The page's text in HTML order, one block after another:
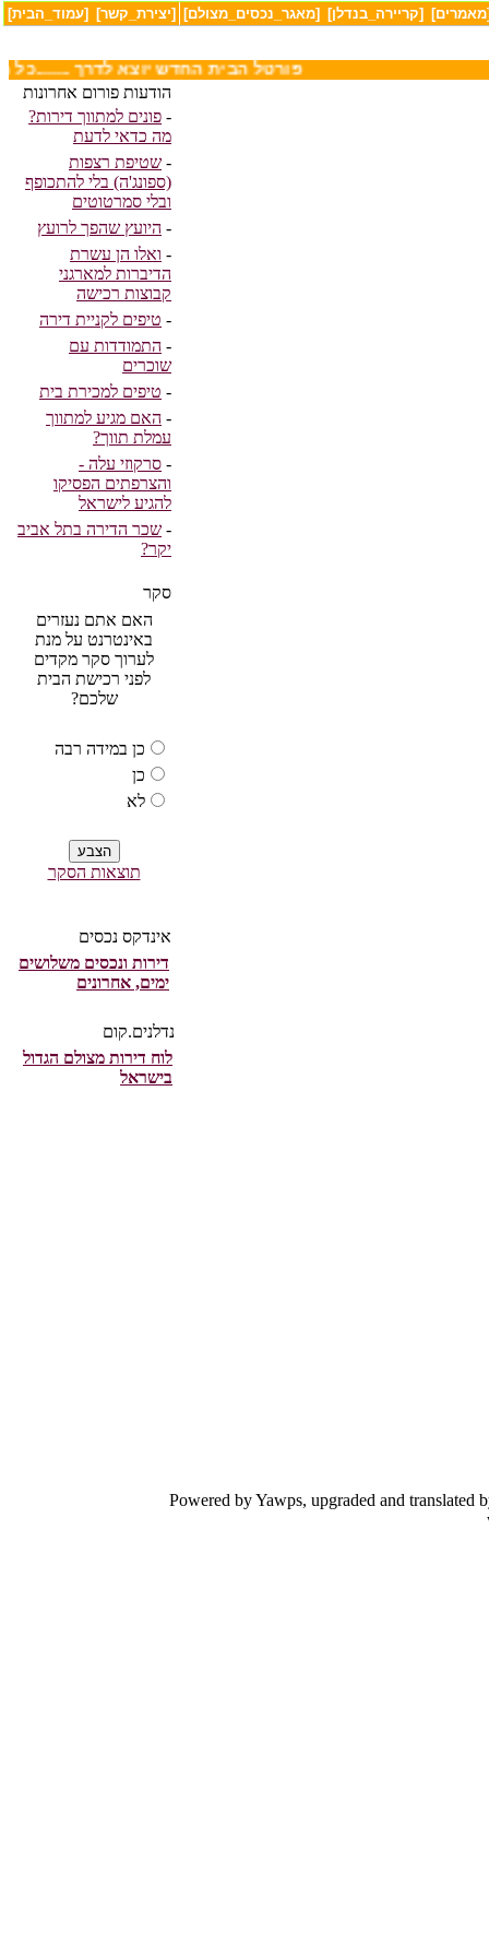
[עמוד_הבית] [יצירת_קשר] [מאגר_נכסים_מצולם] [קריירה_בנדלן]
........פורטל הבית החדש יוצא לדרך
הודעות פורום אחרונות
- פונים למתווך דירות?
מה כדאי לדעת
- שטיפת רצפות
(ספונג'ה) בלי להתכופף
ובלי סמרטוטים
- היועץ שהפך לרועץ
- ואלו הן עשרת
הדיברות למארגני
קבוצות רכישה
- טיפים לקניית דירה
- התמודדות עם
שוכרים
- טיפים למכירת בית
- האם מגיע למתווך
עמלת תווך?
- סרקוזי עלה -
והצרפתים הפסיקו
להגיע לישראל
- שכר הדירה בתל אביב
יקר?
סקר
האם אתם נעזרים
באינטרנט על מנת
לערוך סקר מקדים
לפני רכישת הבית
שלכם?
כן במידה רבה
כן
לא
תוצאות הסקר
אינדקס נכסים
דירות ונכסים משלושים
ימים, אחרונים
נדלנים.קום
לוח דירות מצולם הגדול
בישראל
Powered by Yawps, upgraded and translated